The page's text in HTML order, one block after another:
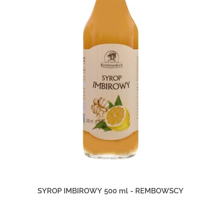
SYROP IMBIROWY 500 ml - REMBOWSCY